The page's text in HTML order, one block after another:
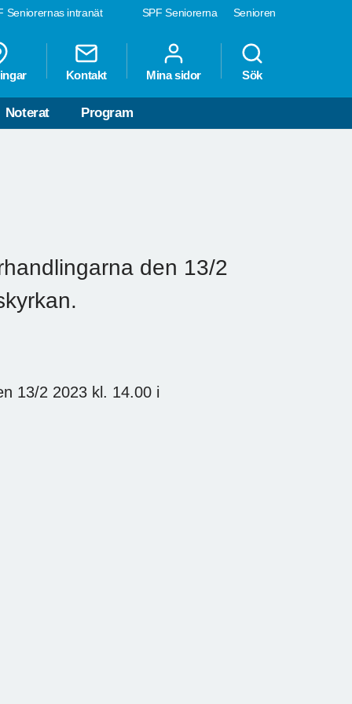
SPF Seniorerna Senioren
Seniorernas intranät
Kontakt Mina sidor Sök
Noterat Program
den 13/2
13/2 2023 kl. 14.00 i